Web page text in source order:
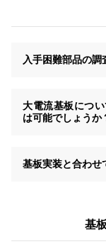
入手困難部品の調
大電流基板につ
は可能でしょうか
基板実装と合わせ
基